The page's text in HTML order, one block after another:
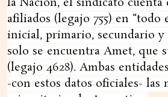
afiliados (legajo 755) en “todo
inicial, primario, secundario y
solo se encuentra Amet, que
(legajo 4628). Ambas
-con estos datos oficiales- las